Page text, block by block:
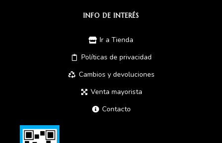
INFO DE INTERÉS
Ir a Tienda
Políticas de privacidad
Cambios y devoluciones
Venta mayorista
Contacto